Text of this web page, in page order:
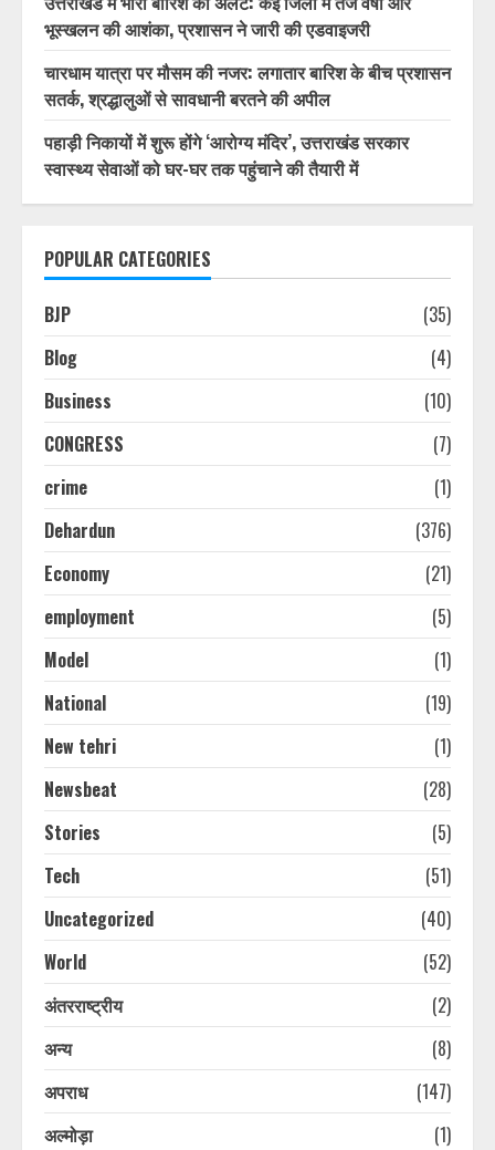
भूस्खलन की आशंका, प्रशासन ने जारी की एडवाइजरी
चारधाम यात्रा पर मौसम की नजर: लगातार बारिश के बीच प्रशासन
सतर्क, श्रद्धालुओं से सावधानी बरतने की अपील
पहाड़ी निकायों में शुरू होंगे ‘आरोग्य मंदिर’, उत्तराखंड सरकार
स्वास्थ्य सेवाओं को घर-घर तक पहुंचाने की तैयारी में
POPULAR CATEGORIES
BJP
(35)
Blog
(4)
Business
(10)
CONGRESS
(7)
crime
(1)
Dehardun
(376)
Economy
(21)
employment
(5)
Model
(1)
National
(19)
New tehri
(1)
Newsbeat
(28)
Stories
(5)
Tech
(51)
Uncategorized
(40)
World
(52)
अंतरराष्ट्रीय
(2)
अन्य
(8)
अपराध
(147)
अल्मोड़ा
(1)